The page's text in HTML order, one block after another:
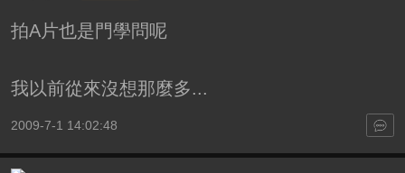
拍A片也是門學問呢
我以前從來沒想那麼多...
2009-7-1 14:02:48